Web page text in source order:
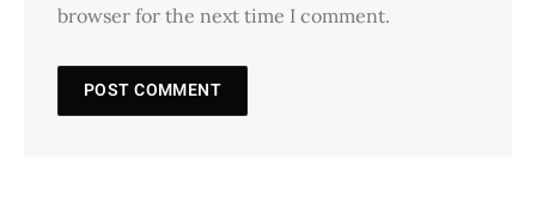
browser for the next time I comment.